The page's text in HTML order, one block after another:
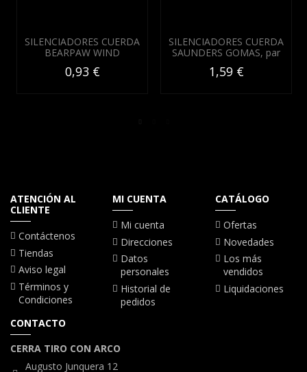
SILENCIADORES CUERDA
BEARPAW WIND
0,93 €
SILENCIADORES CUERDA
SAUNDERS GOMAS, par
1,59 €
ATENCIÓN AL
CLIENTE
Contáctenos
Tiendas
Aviso legal
Términos y
Condiciones
MI CUENTA
Mi cuenta
Direcciones
Datos
personales
Historial de
pedidos
CATÁLOGO
Ofertas
Novedades
Los más
vendidos
Liquidaciones
CONTACTO
CERRA TIRO CON ARCO
Augusto Junquera 12